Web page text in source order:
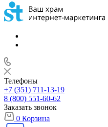
Телефоны
+7 (351) 711-13-19
8 (800) 551-60-62
Заказать звонок
0 Корзина